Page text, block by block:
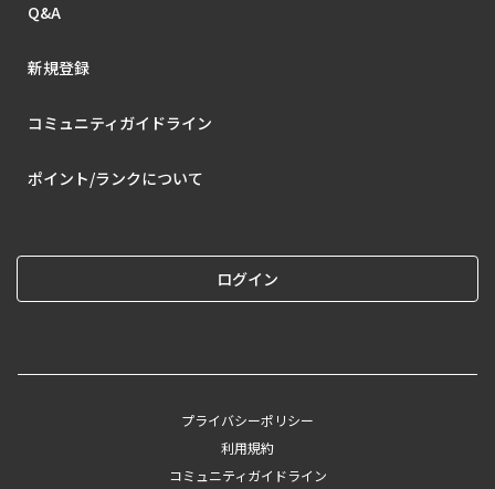
Q&A
新規登録
コミュニティガイドライン
ポイント/ランクについて
ログイン
プライバシーポリシー
利用規約
コミュニティガイドライン